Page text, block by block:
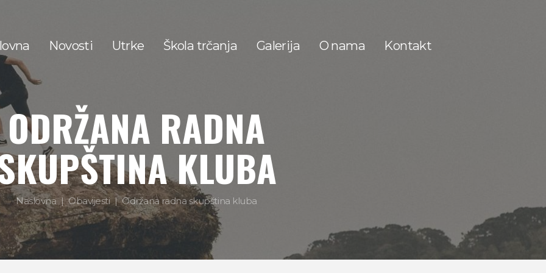
Novosti Utrke Škola trčanja Galerija O nama Kontakt
ODRŽANA RADNA
KLUBA
Naslovna Obavijesti Održana radna skupština kluba